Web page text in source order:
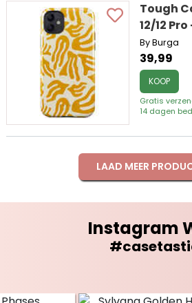
Tough
12/12
By Burga
39,99
KOOP
Gratis
14 dagen
LAAD MEER
Instagram